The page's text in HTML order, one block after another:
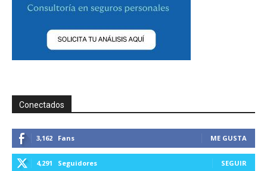
Conectados
3,162 Fans ME GUSTA
4,291 Seguidores SEGUIR